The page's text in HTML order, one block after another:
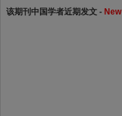
该期刊中国学者近期发文 - New